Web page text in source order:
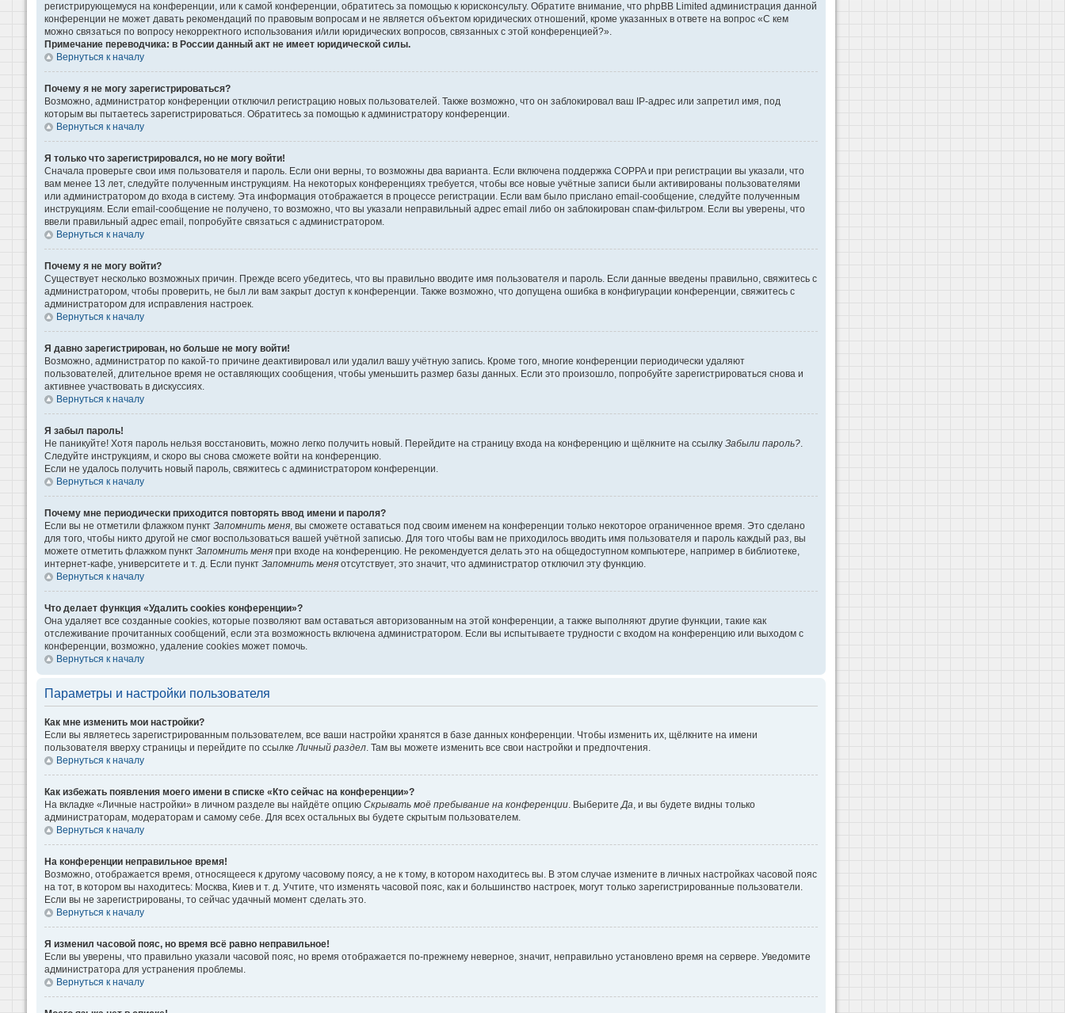
регистрирующемуся на конференции, или к самой конференции, обратитесь за помощью к юрисконсульту. Обратите внимание, что phpBB Limited администрация данной
конференции не может давать рекомендаций по правовым вопросам и не является объектом юридических отношений, кроме указанных в ответе на вопрос «С кем
можно связаться по вопросу некорректного использования и/или юридических вопросов, связанных с этой конференцией?».
Примечание переводчика: в России данный акт не имеет юридической силы.
Вернуться к началу
Почему я не могу зарегистрироваться?
Возможно, администратор конференции отключил регистрацию новых пользователей. Также возможно, что он заблокировал ваш IP-адрес или запретил имя, под
которым вы пытаетесь зарегистрироваться. Обратитесь за помощью к администратору конференции.
Вернуться к началу
Я только что зарегистрировался, но не могу войти!
Сначала проверьте свои имя пользователя и пароль. Если они верны, то возможны два варианта. Если включена поддержка COPPA и при регистрации вы указали, что
вам менее 13 лет, следуйте полученным инструкциям. На некоторых конференциях требуется, чтобы все новые учётные записи были активированы пользователями
или администратором до входа в систему. Эта информация отображается в процессе регистрации. Если вам было прислано email-сообщение, следуйте полученным
инструкциям. Если email-сообщение не получено, то возможно, что вы указали неправильный адрес email либо он заблокирован спам-фильтром. Если вы уверены, что
ввели правильный адрес email, попробуйте связаться с администратором.
Вернуться к началу
Почему я не могу войти?
Существует несколько возможных причин. Прежде всего убедитесь, что вы правильно вводите имя пользователя и пароль. Если данные введены правильно, свяжитесь с
администратором, чтобы проверить, не был ли вам закрыт доступ к конференции. Также возможно, что допущена ошибка в конфигурации конференции, свяжитесь с
администратором для исправления настроек.
Вернуться к началу
Я давно зарегистрирован, но больше не могу войти!
Возможно, администратор по какой-то причине деактивировал или удалил вашу учётную запись. Кроме того, многие конференции периодически удаляют
пользователей, длительное время не оставляющих сообщения, чтобы уменьшить размер базы данных. Если это произошло, попробуйте зарегистрироваться снова и
активнее участвовать в дискуссиях.
Вернуться к началу
Я забыл пароль!
Не паникуйте! Хотя пароль нельзя восстановить, можно легко получить новый. Перейдите на страницу входа на конференцию и щёлкните на ссылку Забыли пароль?
Следуйте инструкциям, и скоро вы снова сможете войти на конференцию.
Если не удалось получить новый пароль, свяжитесь с администратором конференции.
Вернуться к началу
Почему мне периодически приходится повторять ввод имени и пароля?
Если вы не отметили флажком пункт Запомнить меня , вы сможете оставаться под своим именем на конференции только некоторое ограниченное время. Это сделано
для того, чтобы никто другой не смог воспользоваться вашей учётной записью. Для того чтобы вам не приходилось вводить имя пользователя и пароль каждый раз, вы
можете отметить флажком пункт Запомнить меня при входе на конференцию. Не рекомендуется делать это на общедоступном компьютере, например в библиотеке,
интернет-кафе, университете и т. д. Если пункт Запомнить меня отсутствует, это значит, что администратор отключил эту функцию.
Вернуться к началу
Что делает функция «Удалить cookies конференции»?
Она удаляет все созданные cookies, которые позволяют вам оставаться авторизованным на этой конференции, а также выполняют другие функции, такие как
отслеживание прочитанных сообщений, если эта возможность включена администратором. Если вы испытываете трудности с входом на конференцию или выходом с
конференции, возможно, удаление cookies может помочь.
Вернуться к началу
Параметры и настройки пользователя
Как мне изменить мои настройки?
Если вы являетесь зарегистрированным пользователем, все ваши настройки хранятся в базе данных конференции. Чтобы изменить их, щёлкните на имени
пользователя вверху страницы и перейдите по ссылке Личный раздел . Там вы можете изменить все свои настройки и предпочтения.
Вернуться к началу
Как избежать появления моего имени в списке «Кто сейчас на конференции»?
На вкладке «Личные настройки» в личном разделе вы найдёте опцию Скрывать моё пребывание на конференции . Выберите Да , и вы будете видны только
администраторам, модераторам и самому себе. Для всех остальных вы будете скрытым пользователем.
Вернуться к началу
На конференции неправильное время!
Возможно, отображается время, относящееся к другому часовому поясу, а не к тому, в котором находитесь вы. В этом случае измените в личных настройках часовой пояс
на тот, в котором вы находитесь: Москва, Киев и т. д. Учтите, что изменять часовой пояс, как и большинство настроек, могут только зарегистрированные пользователи.
Если вы не зарегистрированы, то сейчас удачный момент сделать это.
Вернуться к началу
Я изменил часовой пояс, но время всё равно неправильное!
Если вы уверены, что правильно указали часовой пояс, но время отображается по-прежнему неверное, значит, неправильно установлено время на сервере. Уведомите
администратора для устранения проблемы.
Вернуться к началу